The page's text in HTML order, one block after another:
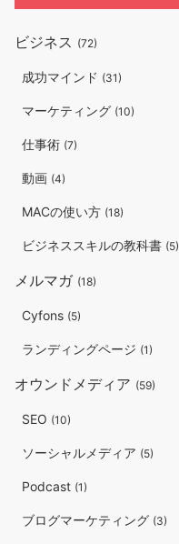
ビジネス (72)
成功マインド (31)
マーケティング (10)
仕事術 (7)
動画 (4)
MACの使い方 (18)
ビジネススキルの教科書 (5)
メルマガ (18)
Cyfons (5)
ランディングページ (1)
オウンドメディア (59)
SEO (10)
ソーシャルメディア (5)
Podcast (1)
ブログマーケティング (3)